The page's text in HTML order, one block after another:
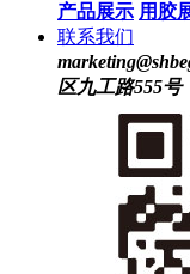
产品展示 用胶
联系我们
区九工路555号